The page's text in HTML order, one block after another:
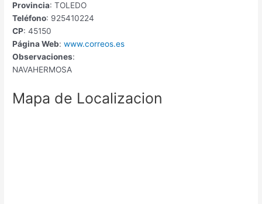
Provincia: TOLEDO
Teléfono: 925410224
CP: 45150
Página Web: www.correos.es
Observaciones:
NAVAHERMOSA
Mapa de Localizacion